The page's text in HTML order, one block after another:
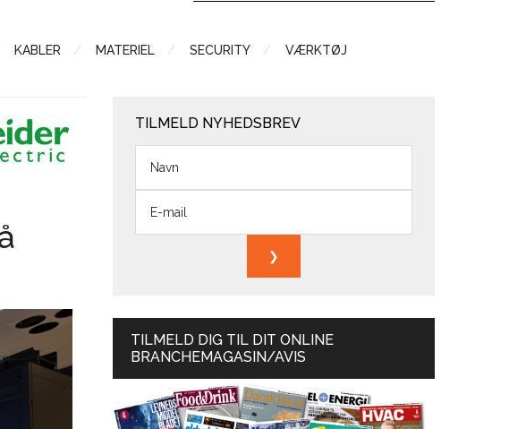
KABLER MATERIEL SECURITY VÆRKTØJ
TILMELD NYHEDSBREV
TILMELD DIG TIL DIT ONLINE
BRANCHEMAGASIN/AVIS